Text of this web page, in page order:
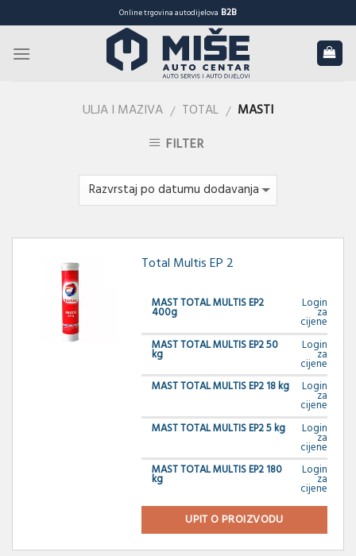
to
content
Online trgovina autodijelova B2B
ULJA I MAZIVA / TOTAL / MASTI
FILTER
Total Multis EP 2
MAST TOTAL MULTIS EP2
400g
Login
za
cijene
MAST TOTAL MULTIS EP2 50
kg
Login
za
cijene
MAST TOTAL MULTIS EP2 18 kg
Login
za
cijene
MAST TOTAL MULTIS EP2 5 kg
Login
za
cijene
MAST TOTAL MULTIS EP2 180
kg
Login
za
cijene
UPIT O PROIZVODU